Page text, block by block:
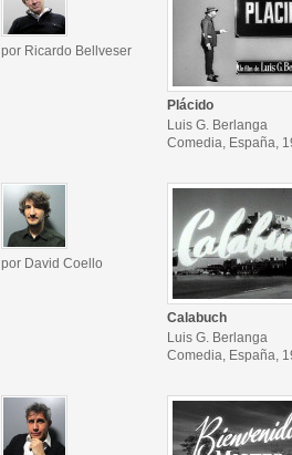
por Ricardo Bellveser
Plácido
Luis G. Berlanga
Comedia, España,
por David Coello
Calabuch
Luis G. Berlanga
Comedia, España,